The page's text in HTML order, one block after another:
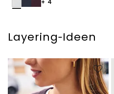
+ 4
Layering‑Ideen